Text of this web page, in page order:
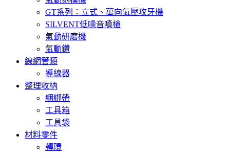
GT系列：立式、萬向氣壓攻牙機
SILVENT低噪音噴槍
氣動研磨機
氣動鑽
線網管類
導線器
整理收納
綑綁帶
工具箱
工具袋
材料零件
轉環